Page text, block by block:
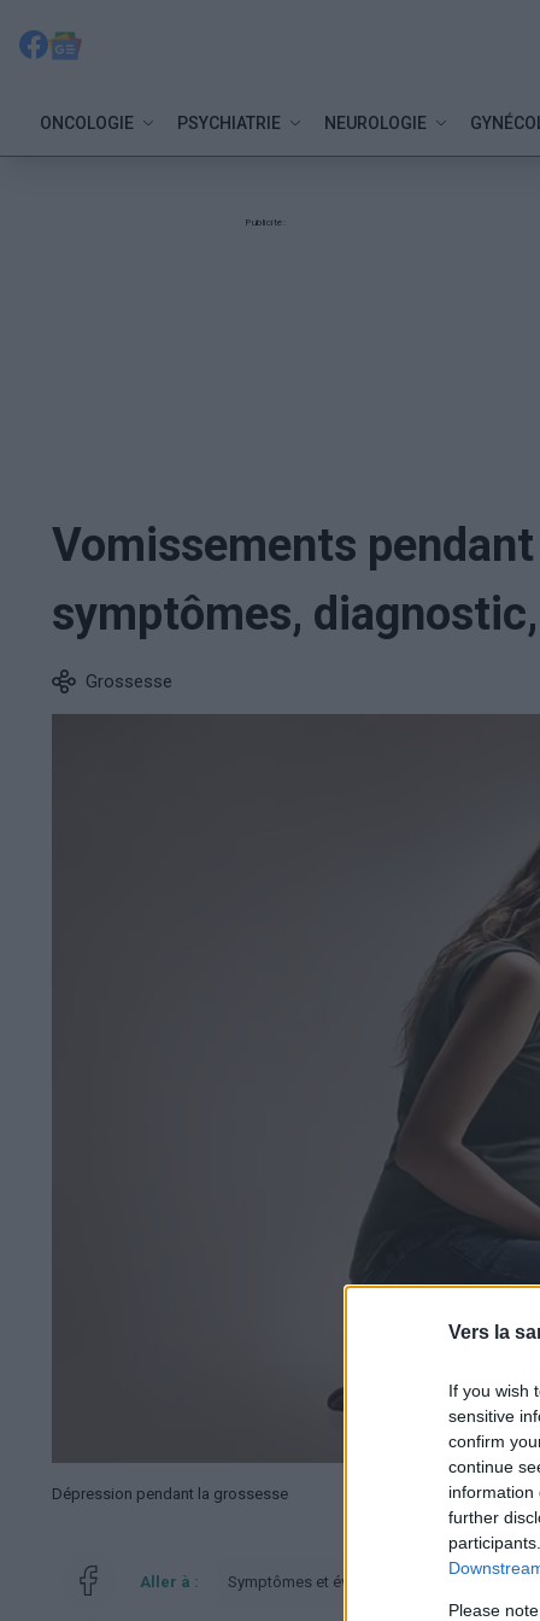
Vers la
If you wish
sensitive
confirm
continue
information
further
Please
ONCOLOGIE PSYCHIATRIE NEUROLOGIE
Publicité:
Vomissements
symptômes,
Grossesse
Dépression pendant la grossesse
Aller à : Symptômes et évolution